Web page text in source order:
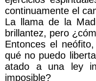
continuamente el
La llama de la
brillantez, pero
Entonces el
qué no puedo
atado a una ley
imposible?